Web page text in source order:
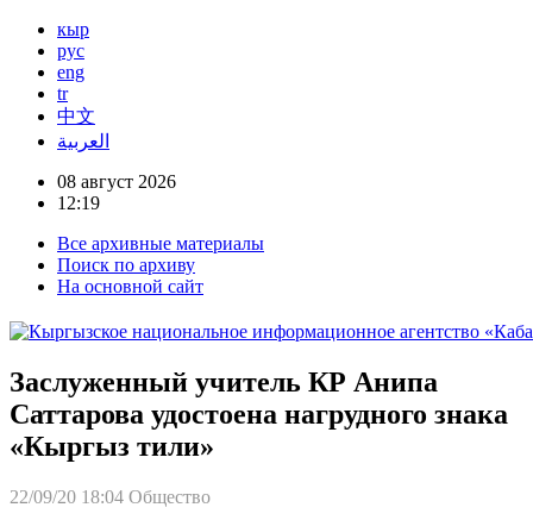
кыр
рус
eng
tr
中文
العربية
08 август 2026
12:19
Все архивные материалы
Поиск по архиву
На основной сайт
Заслуженный учитель КР Анипа
Саттарова удостоена нагрудного знака
«Кыргыз тили»
22/09/20 18:04 Общество